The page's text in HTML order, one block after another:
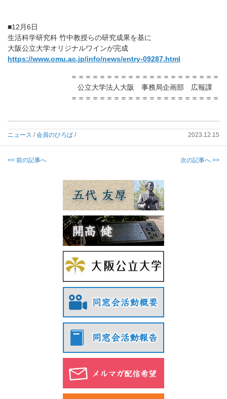
■12月6日
生活科学研究科 竹中教授らの研究成果を基に
大阪公立大学オリジナルワインが完成
https://www.omu.ac.jp/info/news/entry-09287.html
＝＝＝＝＝＝＝＝＝＝＝＝＝＝＝＝＝＝＝＝＝
公立大学法人大阪 事務局企画部 広報課
＝＝＝＝＝＝＝＝＝＝＝＝＝＝＝＝＝＝＝＝＝
ニュース /会員のひろば / 2023.12.15
<< 前の記事へ 次の記事へ >>